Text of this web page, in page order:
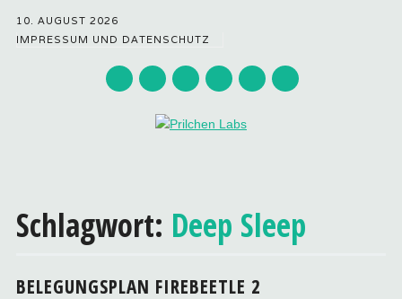
10. AUGUST 2026
IMPRESSUM UND DATENSCHUTZ
springen
Schlagwort: Deep Sleep
BELEGUNGSPLAN FIREBEETLE 2